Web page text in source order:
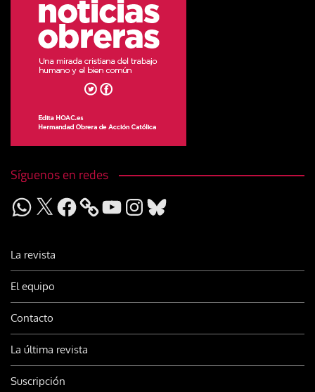
Síguenos en redes
WhatsApp
X Facebook YouTubeInstagram
Bluesky
La revista
El equipo
Contacto
La última revista
Suscripción